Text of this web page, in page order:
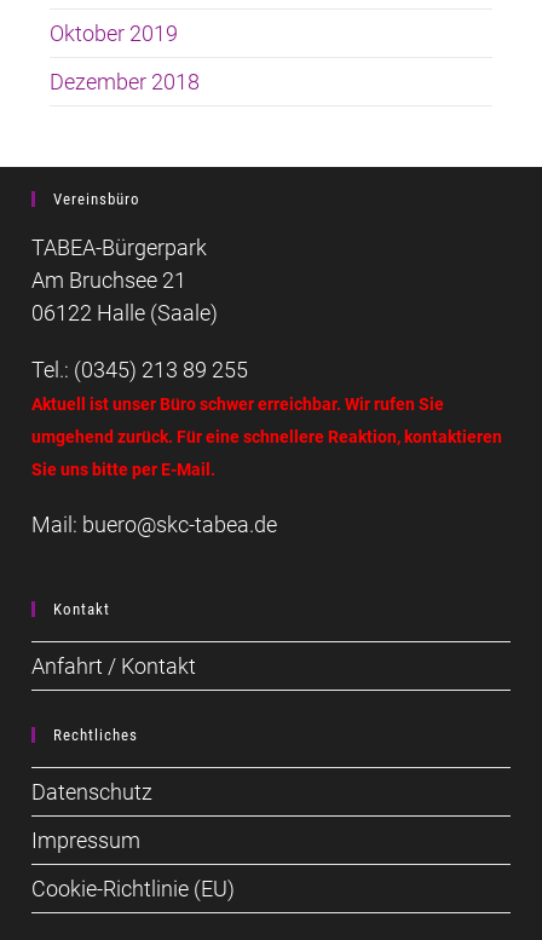
Oktober 2019
Dezember 2018
Vereinsbüro
TABEA-Bürgerpark
Am Bruchsee 21
06122 Halle (Saale)
Tel.: (0345) 213 89 255
Aktuell ist unser Büro schwer erreichbar. Wir rufen Sie
umgehend zurück. Für eine schnellere Reaktion, kontaktieren
Sie uns bitte per E-Mail.
Mail: buero@skc-tabea.de
Kontakt
Anfahrt / Kontakt
Rechtliches
Datenschutz
Impressum
Cookie-Richtlinie (EU)